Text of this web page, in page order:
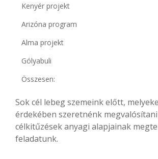
Kenyér projekt
Arizóna program
Alma projekt
Gólyabuli
Összesen:
Sok cél lebeg szemeink előtt,
érdekében szeretnénk megvalósítani
célkitűzések anyagi alapjainak
feladatunk.